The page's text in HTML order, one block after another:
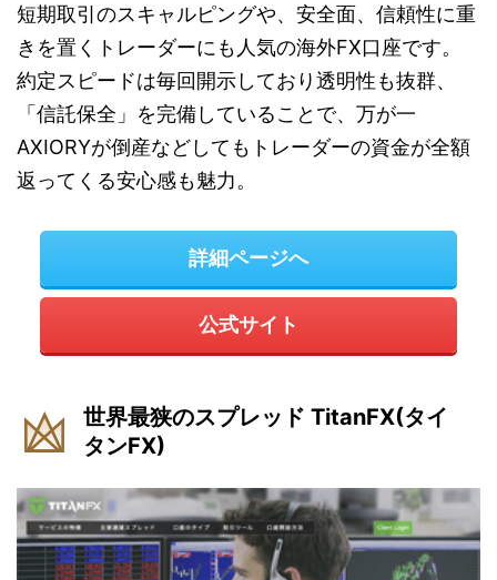
短期取引のスキャルピングや、安全面、信頼性に重
きを置くトレーダーにも人気の海外FX口座です。
約定スピードは毎回開示しており透明性も抜群、
「信託保全」を完備していることで、万が一
AXIORYが倒産などしてもトレーダーの資金が全額
返ってくる安心感も魅力。
詳細ページへ
公式サイト
世界最狭のスプレッド TitanFX(タイ
タンFX)